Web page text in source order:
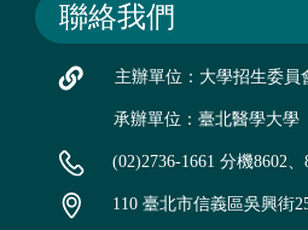
聯絡我們
主辦單位：大學招生委員
承辦單位：臺北醫學大學
(02)2736-1661 分機8602、
110 臺北市信義區吳興街